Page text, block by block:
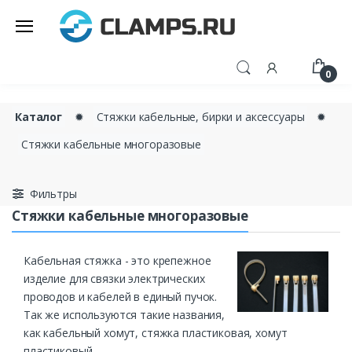
0
Каталог ✹ Стяжки кабельные, бирки и аксессуары
✹
Стяжки кабельные многоразовые
Фильтры
Стяжки кабельные многоразовые
Кабельная стяжка - это крепежное
изделие для связки электрических
проводов и кабелей в единый пучок.
Так же используются такие названия,
как кабельный хомут, стяжка пластиковая, хомут